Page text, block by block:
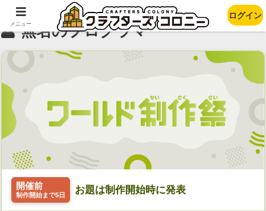
無名のプログラマー
開催前
制作開始まで5日 お題は制作開始時に発表
メニュー
ログイン